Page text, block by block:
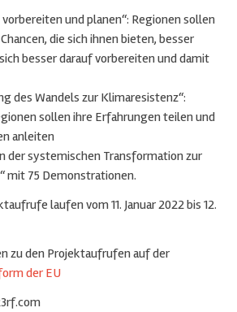
und planen“: Regionen sollen
die sich ihnen bieten, besser
besser darauf vorbereiten und damit
des Wandels zur Klimaresistenz“:
sollen ihre Erfahrungen teilen und
anleiten
der systemischen Transformation zur
mit 75 Demonstrationen.
laufen vom 11. Januar 2022 bis 12.
zu den Projektaufrufen auf der
der EU